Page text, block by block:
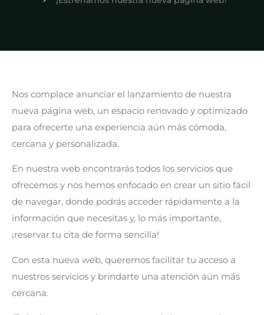
Nos complace anunciar el lanzamiento de nuestra
nueva página web, un espacio renovado y optimizado
para ofrecerte una experiencia aún más cómoda,
cercana y personalizada.
En nuestra web encontrarás todos los servicios que
ofrecemos y nos hemos enfocado en crear un sitio fácil
de navegar, donde podrás acceder rápidamente a la
información que necesitas y, lo más importante,
¡reservar tu cita de forma sencilla!
Con esta nueva web, queremos facilitar tu acceso a
nuestros servicios y brindarte una atención aún más
cercana.